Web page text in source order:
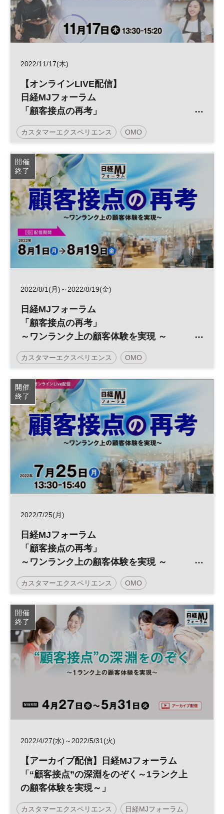
2022/11/17(木)
【オンラインLIVE配信】
日経MJフォーラム
「顧客接点の再考」
～ワンランク上の顧客体験を実現～
カスタマーエクスペリエンス OMO
日経MJフォーラム 顧客接点 顧客体験
参加無料
開催
終了
2022/8/1(月)～2022/8/19(金)
日経MJフォーラム
「顧客接点の再考」
～ワンランク上の顧客体験を実現 ～
カスタマーエクスペリエンス OMO
日経MJフォーラム 顧客接点 顧客体験
参加無料
開催
終了
2022/7/25(月)
日経MJフォーラム
「顧客接点の再考」
～ワンランク上の顧客体験を実現 ～
カスタマーエクスペリエンス OMO
日経MJフォーラム 顧客接点 顧客体験
参加無料
開催
終了
2022/4/27(水)～2022/5/31(火)
【アーカイブ配信】日経MJフォーラム
「“顧客接点”の深淵をのぞく～1ランク上
の顧客体験を実現～」
カスタマーエクスペリエンス 日経MJフォーラム